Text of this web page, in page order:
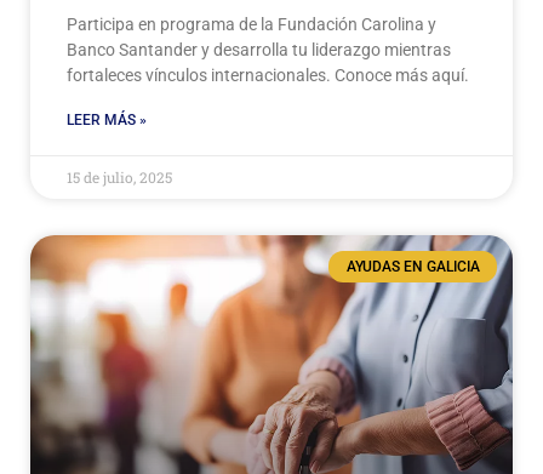
Participa en programa de la Fundación Carolina y
Banco Santander y desarrolla tu liderazgo mientras
fortaleces vínculos internacionales. Conoce más aquí.
LEER MÁS »
15 de julio, 2025
AYUDAS EN GALICIA